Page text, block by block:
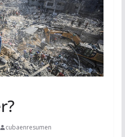
cubaenresumen